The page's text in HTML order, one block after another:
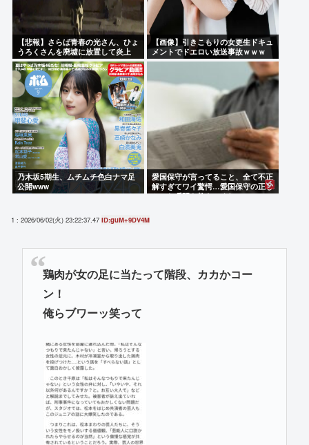
【悲報】さらば青春の光さん、ひょ
うろくさんを廃墟に放置して炎上
www
【画像】引きこもりの女更生ドキュ
メントでドエロい放送事故ｗｗｗ
乃木坂5期生、ムチムチ色白ナマ足
公開www
愛国保守が言ってること、全て不正
解すぎてワイ驚愕…愛国保守の正し
かった瞬間を教えてくれ…
1 : 2026/06/02(火) 23:22:37.47 ID:guM+9DV4M
鶏肉が女の足に当たって階段、カカかコー
ン！
俺らブワーッ笑って